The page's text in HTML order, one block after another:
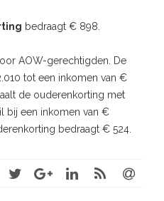
bedraagt € 898.
AOW-gerechtigden. De
tot een inkomen van €
de ouderenkorting met
bij een inkomen van €
bedraagt € 524.